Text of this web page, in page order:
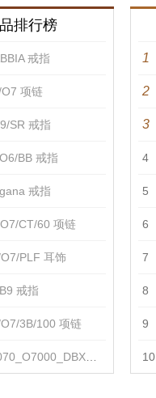
排行榜
戒指
项链
SR 戒指
BB 戒指
戒指
CT/60 项链
PLF 耳饰
戒指
3B/100 项链
项链
1
2
3
4
5
6
7
8
9
10